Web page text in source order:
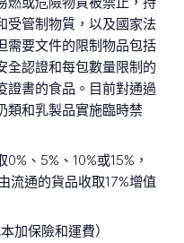
受管制物質，以及國家法
需要文件的限制物品包括
全認證和每包數量限制的
證書的食品。目前對通過
類和乳製品實施臨時禁
、5%、10%或15%，
流通的貨品收取17%增值
加保險和運費）